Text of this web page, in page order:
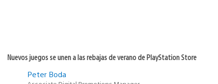
Nuevos juegos se unen a las rebajas de verano de PlayStation Store
Peter Boda